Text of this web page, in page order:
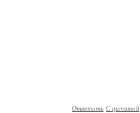
Ответить С цитатой